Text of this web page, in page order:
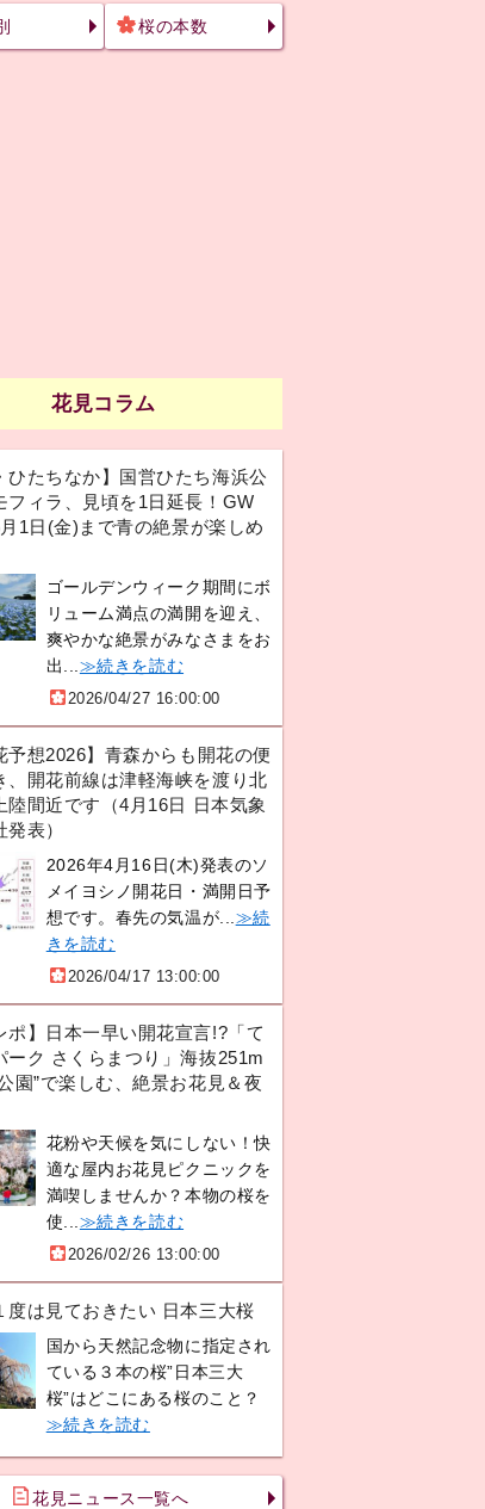
桜の本数
花見コラム
ひたちなか】国営ひたち海浜公
フィラ、見頃を1日延長！GW
1日(金)まで青の絶景が楽しめ
ゴールデンウィーク期間にボ
リューム満点の満開を迎え、
爽やかな絶景がみなさまをお
出... ≫続きを読む
2026/04/27 16:00:00
予想2026】青森からも開花の便
、開花前線は津軽海峡を渡り北
陸間近です（4月16日 日本気象
表）
2026年4月16日(木)発表のソ
メイヨシノ開花日・満開日予
想です。春先の気温が... ≫続
きを読む
2026/04/17 13:00:00
ポ】日本一早い開花宣言!?「て
ーク さくらまつり」海抜251m
園”で楽しむ、絶景お花見＆夜
花粉や天候を気にしない！快
適な屋内お花見ピクニックを
満喫しませんか？本物の桜を
使... ≫続きを読む
2026/02/26 13:00:00
度は見ておきたい 日本三大桜
国から天然記念物に指定され
ている３本の桜”日本三大
桜”はどこにある桜のこと？
≫続きを読む
花見ニュース一覧へ